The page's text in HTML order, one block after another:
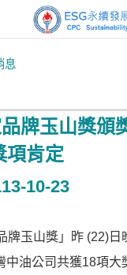
息
牌玉山獎頒
項肯定
10-23
玉山獎」昨 (22)日
中油公司共獲18項大